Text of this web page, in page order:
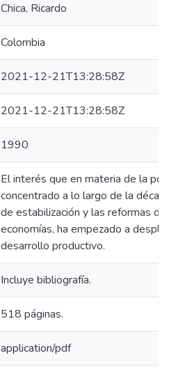
Chica, Ricardo
Colombia
2021-12-21T13:28:58Z
2021-12-21T13:28:58Z
1990
El interés que en materia de la
concentrado a lo largo de la
de estabilización y las reformas
economías, ha empezado a
desarrollo productivo.
Incluye bibliografía.
518 páginas.
application/pdf